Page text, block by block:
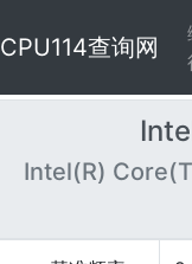
CPU114查询网
Intel(R)